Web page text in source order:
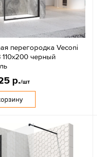
перегородка Veconi
110x200 черный
р./шт